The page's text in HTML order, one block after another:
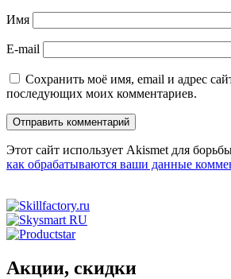
Имя
E-mail
Сохранить моё имя, email и адрес
последующих моих комментариев.
Этот сайт использует Akismet для
как обрабатываются ваши данные
Акции, скидки